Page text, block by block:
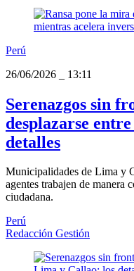
Perú
26/06/2026
13:11
Serenazgos sin
desplazarse
detalles
Municipalidades de Lima y
agentes trabajen de manera
ciudadana.
Perú
Redacción Gestión